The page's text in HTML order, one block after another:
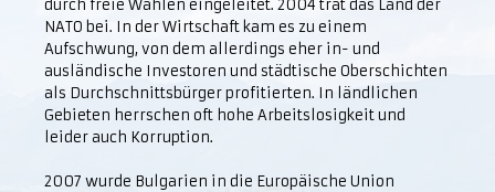
durch freie Wahlen eingeleitet. 2004 trat das Land der
NATO bei. In der Wirtschaft kam es zu einem
Aufschwung, von dem allerdings eher in- und
ausländische Investoren und städtische Oberschichten
als Durchschnittsbürger profitierten. In ländlichen
Gebieten herrschen oft hohe Arbeitslosigkeit und
leider auch Korruption.
2007 wurde Bulgarien in die Europäische Union